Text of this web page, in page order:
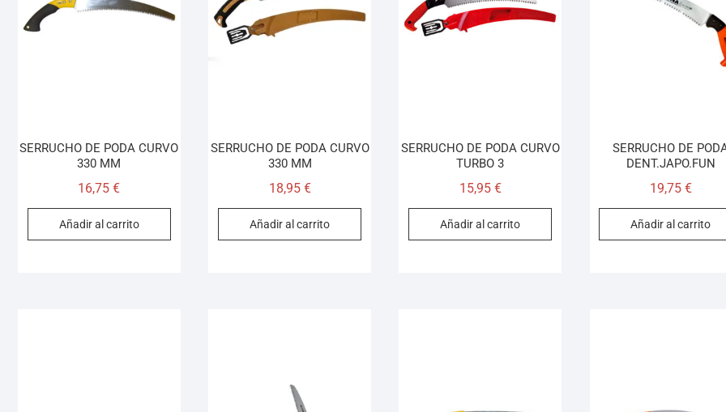
SERRUCHO DE PODA CURVO
330 MM
16,75€
Añadir al carrito
SERRUCHO DE PODA CURVO
330 MM
18,95 €
Añadir al carrito
SERRUCHO DE PODA CURVO
TURBO 3
15,95 €
Añadir al carrito
SERRUCHO DE
DENT.JAPO.FUN
19,75 €
Añadir al carrito